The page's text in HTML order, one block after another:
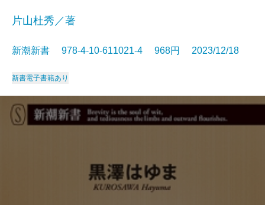
片山杜秀／著
新潮新書 978-4-10-611021-4 968円 2023/12/18
新書電子書籍あり